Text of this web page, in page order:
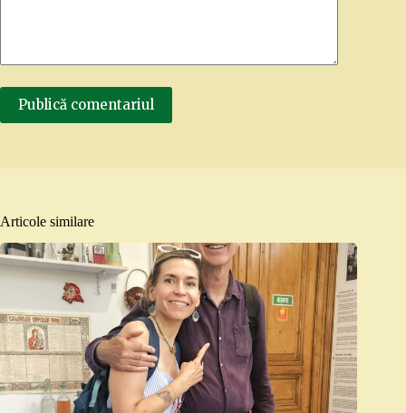
Publică comentariul
Articole similare